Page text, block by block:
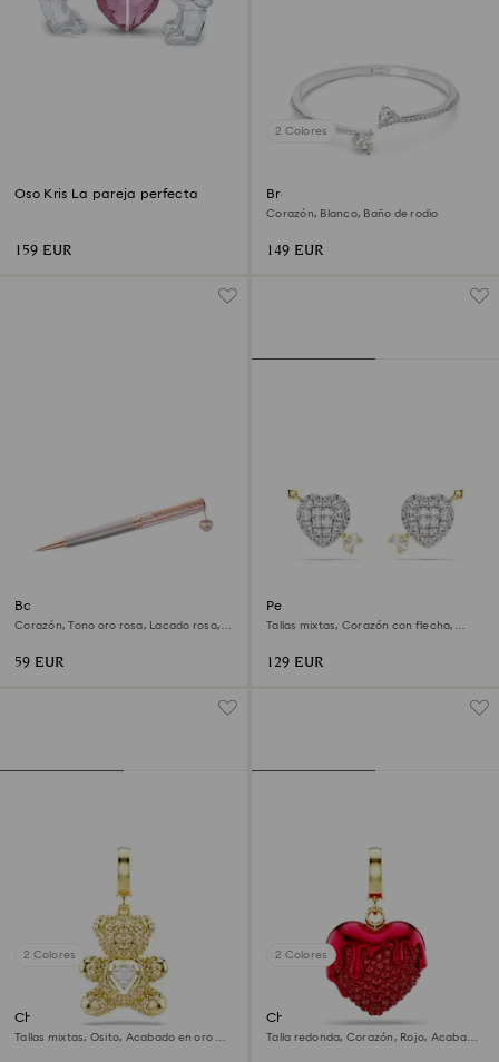
Oso Kris La pareja perfecta
159 EUR
2 Colores
Brazalete Mesmera
Corazón, Blanco, Baño de rodio
149 EUR
Bolígrafo Crystalline
Corazón, Tono oro rosa, Lacado rosa,
59 EUR
Pendientes de botón Idyllia
Tallas mixtas, Corazón con flecha,
129 EUR
2 Colores
Charm Idyllia
Tallas mixtas, Osito, Acabado en oro de
2 Colores
Charm Idyllia
Talla redonda, Corazón, Rojo, Acabado